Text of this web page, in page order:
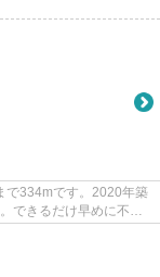
で334mです。2020年築
できるだけ早めに不動